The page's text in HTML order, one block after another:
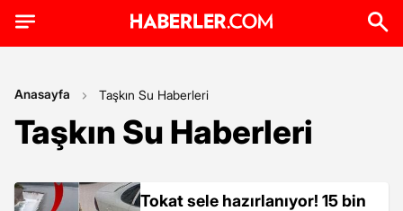
Anasayfa Taşkın Su Haberleri
Taşkın Su Haberleri
Tokat sele hazırlanıyor! 15 bin